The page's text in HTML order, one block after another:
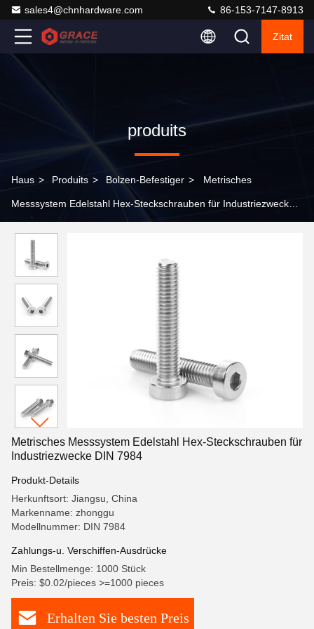
sales4@chnhardware.com 86-153-7147-8913
Zitat
produits
Haus > Produits > Bolzen-Befestiger > Metrisches
Messsystem Edelstahl Hex-Steckschrauben für Industriezwecke
Metrisches Messsystem Edelstahl Hex-Steckschrauben für
Industriezwecke DIN 7984
Produkt-Details
Herkunftsort: Jiangsu, China
Markenname: zhonggu
Modellnummer: DIN 7984
Zahlungs-u. Verschiffen-Ausdrücke
Min Bestellmenge: 1000 Stück
Preis: $0.02/pieces >=1000 pieces
Erhalten Sie besten Preis